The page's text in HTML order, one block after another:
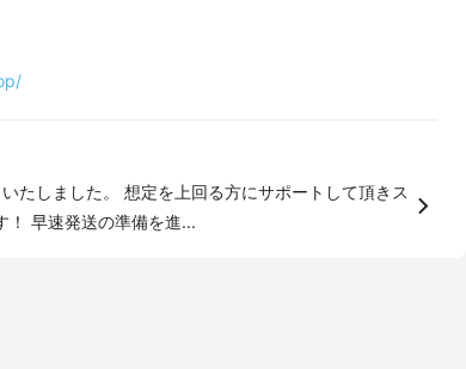
たしました。 想定を上回る方にサポートして頂きス
！ 早速発送の準備を進...